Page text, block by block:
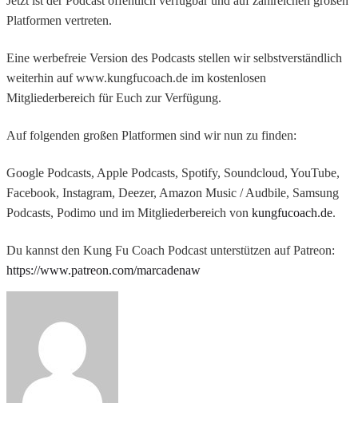
Platformen vertreten.
Eine werbefreie Version des Podcasts stellen wir selbstverständlich
weiterhin auf www.kungfucoach.de im kostenlosen
Mitgliederbereich für Euch zur Verfügung.
Auf folgenden großen Platformen sind wir nun zu finden:
Google Podcasts, Apple Podcasts, Spotify, Soundcloud, YouTube,
Facebook, Instagram, Deezer, Amazon Music / Audbile, Samsung
Podcasts, Podimo und im Mitgliederbereich von kungfucoach.de.
Du kannst den Kung Fu Coach Podcast unterstützen auf Patreon:
https://www.patreon.com/marcadenaw